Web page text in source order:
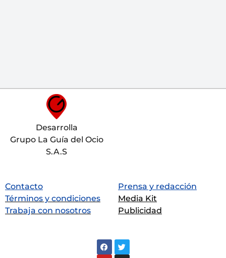
Desarrolla
Grupo La Guía del Ocio
S.A.S
Contacto
Términos y condiciones
Trabaja con nosotros
Prensa y redacción
Media Kit
Publicidad